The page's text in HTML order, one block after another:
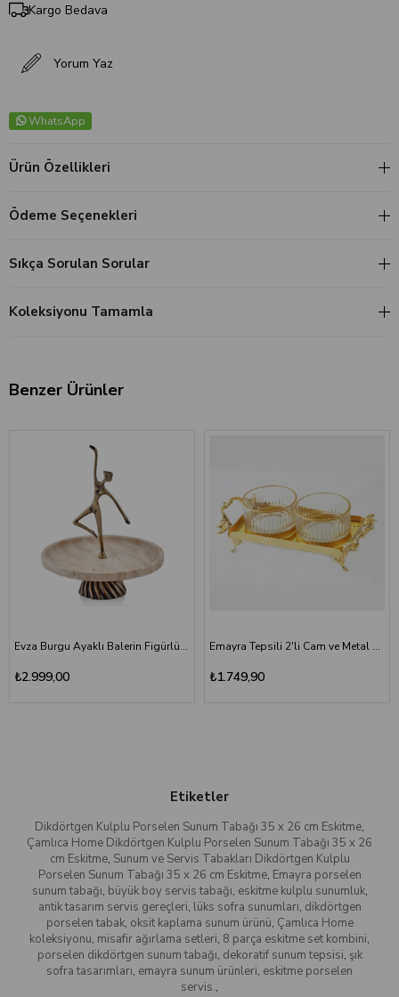
Kargo Bedava
Yorum Yaz
WhatsApp
Ürün Özellikleri
Ödeme Seçenekleri
Sıkça Sorulan Sorular
Koleksiyonu Tamamla
Benzer Ürünler
Evza Burgu Ayaklı Balerin Figürlü Sunumluk Traverten
₺2.999,00
Emayra Tepsili 2'li Cam ve Metal Çerezlik Seti - Altın
₺1.749,90
Etiketler
Dikdörtgen Kulplu Porselen Sunum Tabağı 35 x 26 cm Eskitme,
Çamlıca Home Dikdörtgen Kulplu Porselen Sunum Tabağı 35 x 26
cm Eskitme, Sunum ve Servis Tabakları Dikdörtgen Kulplu
Porselen Sunum Tabağı 35 x 26 cm Eskitme, Emayra porselen
sunum tabağı, büyük boy servis tabağı, eskitme kulplu sunumluk,
antik tasarım servis gereçleri, lüks sofra sunumları, dikdörtgen
porselen tabak, oksit kaplama sunum ürünü, Çamlıca Home
koleksiyonu, misafir ağırlama setleri, 8 parça eskitme set kombini,
porselen dikdörtgen sunum tabağı, dekoratif sunum tepsisi, şık
sofra tasarımları, emayra sunum ürünleri, eskitme porselen
servis.,